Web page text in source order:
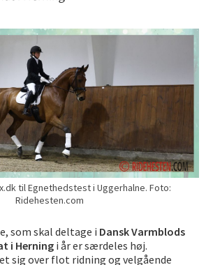
til Egnethedstest i Uggerhalne. Foto:
Ridehesten.com
som skal deltage i Dansk Varmblods
i Herningi år er særdeles høj.
sig over flot ridning og velgående